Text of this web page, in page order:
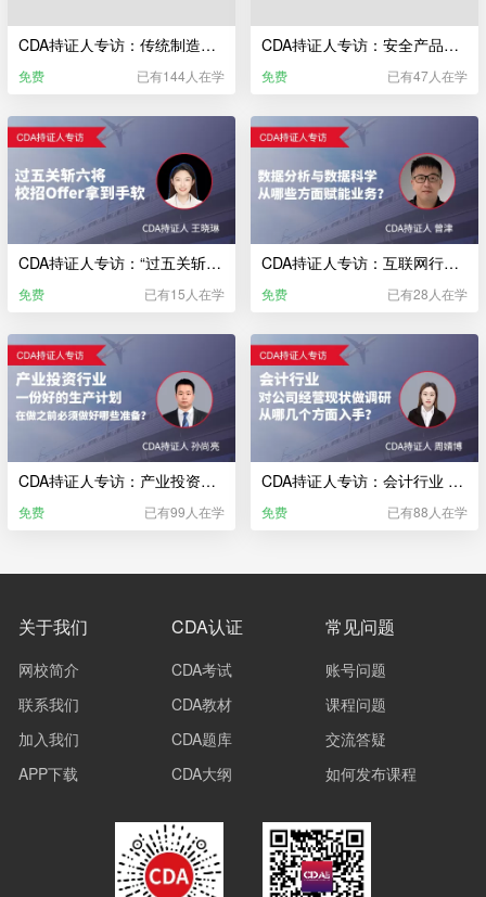
CDA持证人专访：传统制造业，如何进行数据分析？能否改善经营情况？
免费 已有144人在学
CDA持证人专访：安全产品研发，大数据能起到什么作用？
免费 已有47人在学
CDA持证人专访：“过五关斩六将”校招 Offer 拿到手软？
免费 已有15人在学
CDA持证人专访：互联网行业—数据分析与数据科学从哪些方面赋能业务？
免费 已有28人在学
CDA持证人专访：产业投资行业 一份好的生产计划 在做之前必须做好哪些准备？
免费 已有99人在学
CDA持证人专访：会计行业 对公司经营现状做调研 从哪几个方面入手？
免费 已有88人在学
关于我们
网校简介
联系我们
加入我们
APP下载
CDA认证
CDA考试
CDA教材
CDA题库
CDA大纲
常见问题
账号问题
课程问题
交流答疑
如何发布课程